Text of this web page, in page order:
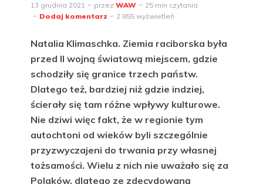
13 grudnia 2021 przez WAW
25 min czytania
Dodaj komentarz
2 855 wyświetleń
Natalia Klimaschka. Ziemia raciborska była
przed II wojną światową miejscem, gdzie
schodziły się granice trzech państw.
Dlatego też, bardziej niż gdzie indziej,
ścierały się tam różne wpływy kulturowe.
Nie dziwi więc fakt, że w regionie tym
autochtoni od wieków byli szczególnie
przyzwyczajeni do trwania przy własnej
tożsamości. Wielu z nich nie uważało się za
Polaków, dlatego ze zdecydowaną